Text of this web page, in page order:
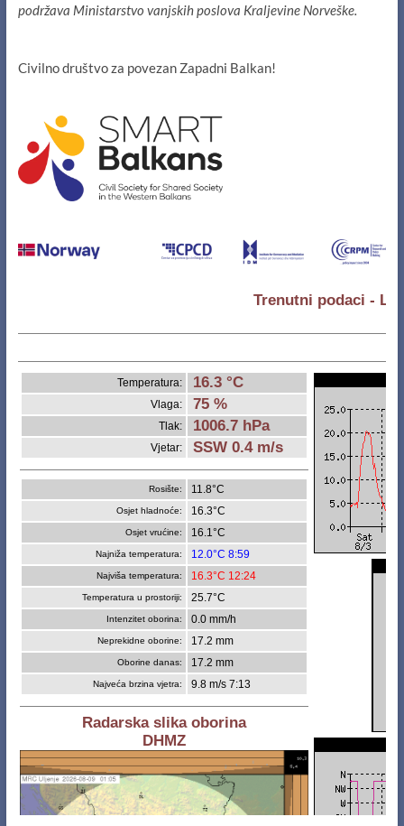
podržava Ministarstvo vanjskih poslova Kraljevine Norveške.
Civilno društvo za povezan Zapadni Balkan!